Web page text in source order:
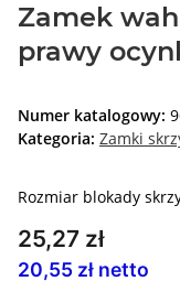
Zamek
prawy
Numer katalogowy:
Kategoria: Zamki
Rozmiar blokady
25,27 zł
20,55 zł netto